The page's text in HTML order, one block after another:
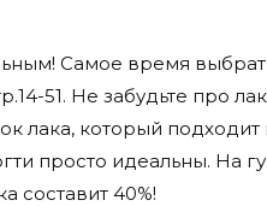
Самое время
51. Не забудьте про
лака, который подходит
просто идеальны. На
составит 40%!